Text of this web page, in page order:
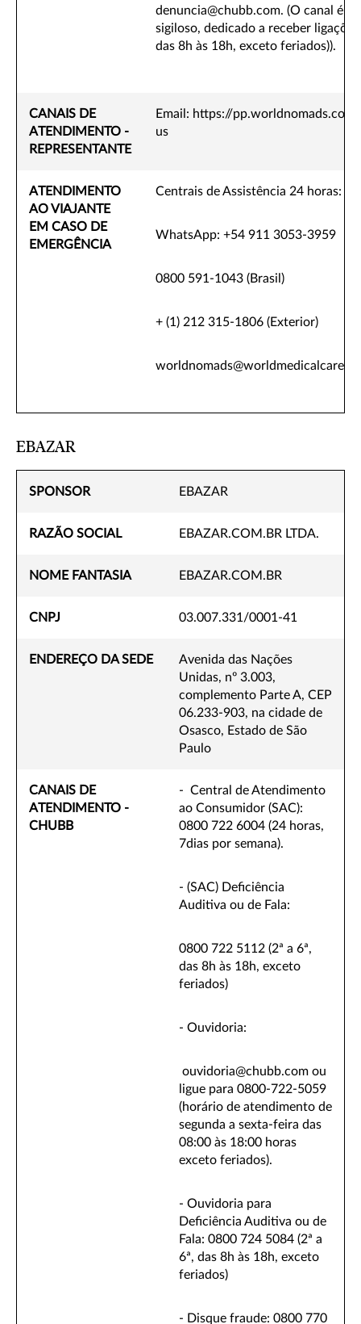
denuncia@chubb.com. (O canal é
sigiloso, dedicado a receber ligações
das 8h às 18h, exceto feriados)).
CANAIS DE
ATENDIMENTO -
REPRESENTANTE
Email: https://
us
ATENDIMENTO
AO VIAJANTE
EM CASO DE
EMERGÊNCIA
Centrais de Assistência 24 horas:
WhatsApp: +54 911 3053-3959
0800 591-1043 (Brasil)
+ (1) 212 315-1806 (Exterior)
EBAZAR
SPONSOR EBAZAR
RAZÃO SOCIAL EBAZAR.COM.BR LTDA.
NOME FANTASIA EBAZAR.COM.BR
CNPJ 03.007.331/0001-41
ENDEREÇO DA SEDE
Avenida das Nações
Unidas, nº 3.003,
complemento Parte A, CEP
06.233-903, na cidade de
Osasco, Estado de São
Paulo
CANAIS DE
ATENDIMENTO -
CHUBB
- Central de Atendimento
ao Consumidor (SAC):
0800 722 6004 (24 horas,
7dias por semana).
- (SAC) Deficiência
Auditiva ou de Fala:
0800 722 5112 (2ª a 6ª,
das 8h às 18h, exceto
feriados)
- Ouvidoria:
ouvidoria@chubb.com ou
ligue para 0800-722-5059
(horário de atendimento de
segunda a sexta-feira das
08:00 às 18:00 horas
exceto feriados).
- Ouvidoria para
Deficiência Auditiva ou de
Fala: 0800 724 5084 (2ª a
6ª, das 8h às 18h, exceto
feriados)
- Disque fraude: 0800 770